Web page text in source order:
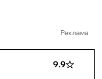
Реклама
9.9